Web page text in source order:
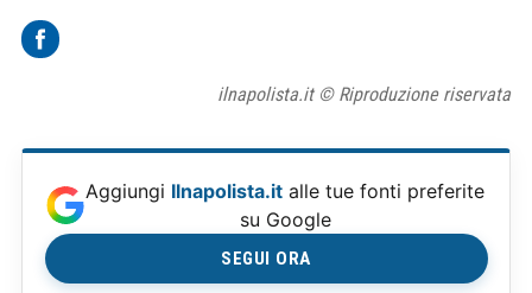
ilnapolista.it © Riproduzione riservata
Aggiungi Ilnapolista.it alle tue fonti preferite
su Google
SEGUI ORA